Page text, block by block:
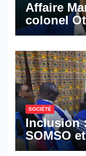
Affaire
colonel
croisé
SOCIÉTÉ
Inclusion
SOMSO
militent